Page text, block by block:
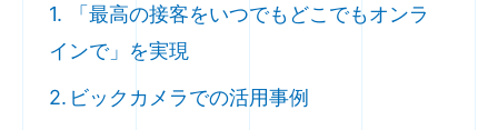
「最高の接客をいつでもどこでもオンラ
インで」を実現
ビックカメラでの活用事例